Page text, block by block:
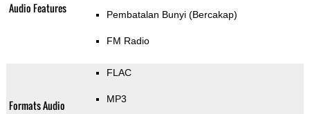
Audio Features Pembatalan Bunyi (Bercakap)
FM Radio
Formats Audio
FLAC
MP3